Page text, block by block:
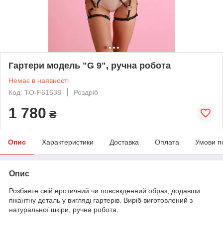
Гартери модель "G 9", ручна робота
Немає в наявності
Код: TO-F61638
Роздріб
1 780 ₴
Опис Характеристики Доставка Оплата Умови
Опис
Розбавте свій еротичний чи повсякденний образ, додавши
пікантну деталь у вигляді гартерів. Виріб виготовлений з
натуральної шкіри, ручна робота.